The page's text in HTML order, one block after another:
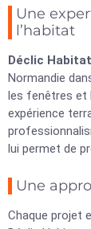
Une
l’habitat
Déclic Habitat
Normandie
les fenêtres et
expérience
lui permet de
Une
Chaque projet